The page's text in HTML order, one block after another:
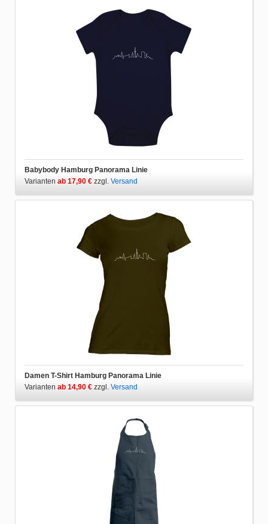
Babybody Hamburg Panorama Linie
Varianten ab 17,90 € zzgl. Versand
Damen T-Shirt Hamburg Panorama Linie
Varianten ab 14,90 € zzgl. Versand